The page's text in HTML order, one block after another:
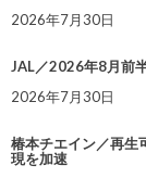
2026年7月30日
JAL／2026年8月前
2026年7月30日
椿本チエイン／再生
現を加速